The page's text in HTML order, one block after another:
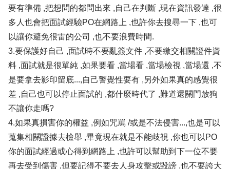
要有準備 ,把想問的都問出來 ,自己在判斷 ,現在資訊發達 ,很
多人也會把面試經驗PO在網路上 ,也許你去搜尋一下 ,也可
以讓你避免很雷的公司 ,也不要浪費時間.
3.要保護好自己 ,面試時不要亂簽文件 ,不要繳交相關證件資
料 ,面試就是很單純 ,如果要看 ,當場看 ,當場檢視 ,當場還 ,不
是要拿去影印留底...,自己警覺性要有 ,另外如果真的感覺很
差 ,自己也可以停止面試的 ,都什麼時代了 ,難道還關門放狗
不讓你走嗎?
4.如果真損害你的權益 ,例如咒罵 /或是不法侵害...,也是可以
蒐集相關證據去檢舉 ,畢竟現在就是不能歧視 ,你也可以PO
你的面試經過或心得到網路上 ,也許可以幫助到下一位不要
再去受到傷害 ,但要記得不要去人身攻擊或毀謗 ,也不要誇大